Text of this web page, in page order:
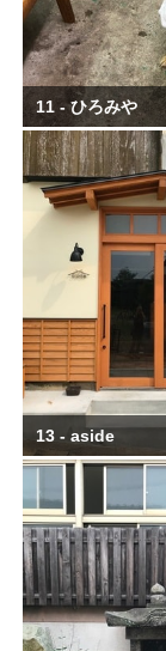
11 - ひろみや
13 - aside